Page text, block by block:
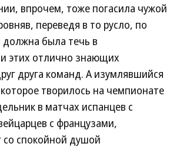
впрочем, тоже погасила чужой
переведя в то русло, по
должна была течь в
этих отлично знающих
друга команд. А изумлявшийся
творилось на чемпионате
в матчах испанцев с
с французами,
спокойной душой